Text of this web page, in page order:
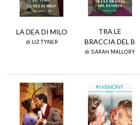
LA DEA DI MILO
di LIZ TYNER
TRA LE
BRACCIA DEL B
di SARAH MALLORY